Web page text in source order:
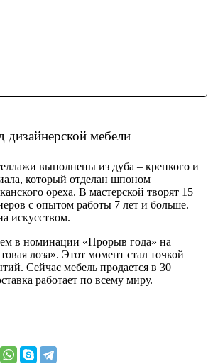
дизайнерской мебели
выполнены из дуба – крепкого и
который отделан шпоном
ореха. В мастерской творят 15
с опытом работы 7 лет и больше.
искусством.
в номинации «Прорыв года» на
лоза». Этот момент стал точкой
Сейчас мебель продается в 30
работает по всему миру.